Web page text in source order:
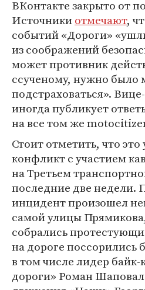
ВКонтакте закрыто от
Источникиотмечают,
событий «Дороги»
из соображений
может противник
ссученому, нужно было
подстраховаться».
иногда публикует
на все том же
Стоит отметить, что
конфликт с участием
на Третьем
последние две недели.
инцидент произошел
самой улицы
собрались
на дороге поссорились
в том числе лидер байк-
дороги» Роман